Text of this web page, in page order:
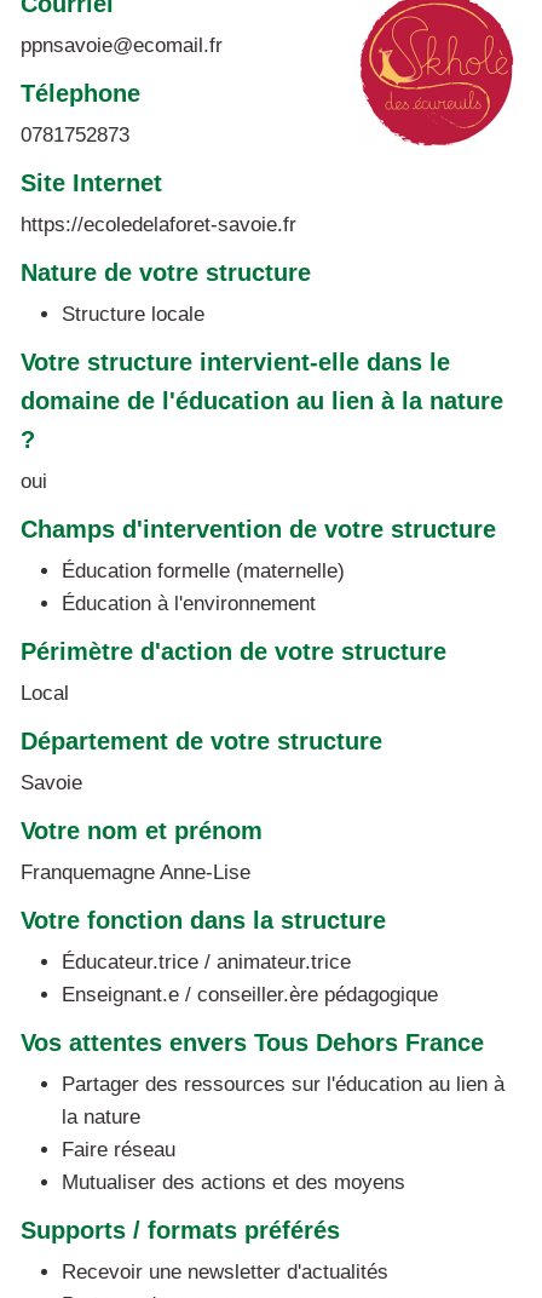
ppnsavoie@ecomail.fr
Télephone
0781752873
Site Internet
https://ecoledelaforet-savoie.fr
Nature de votre structure
Structure locale
Votre structure intervient-elle dans le
domaine de l'éducation au lien à la nature
?
oui
Champs d'intervention de votre structure
Éducation formelle (maternelle)
Éducation à l'environnement
Périmètre d'action de votre structure
Local
Département de votre structure
Savoie
Votre nom et prénom
Franquemagne Anne-Lise
Votre fonction dans la structure
Éducateur.trice / animateur.trice
Enseignant.e / conseiller.ère pédagogique
Vos attentes envers Tous Dehors France
Partager des ressources sur l'éducation au lien à
la nature
Faire réseau
Mutualiser des actions et des moyens
Supports / formats préférés
Recevoir une newsletter d'actualités